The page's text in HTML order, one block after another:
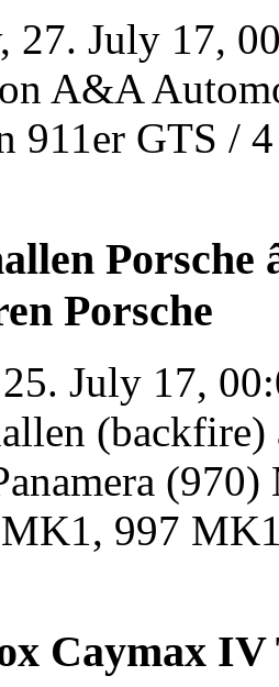
27. July 17,
A&A
911er GTS /
Porsche
Porsche
July 17,
MK1, 997
Caymax IV